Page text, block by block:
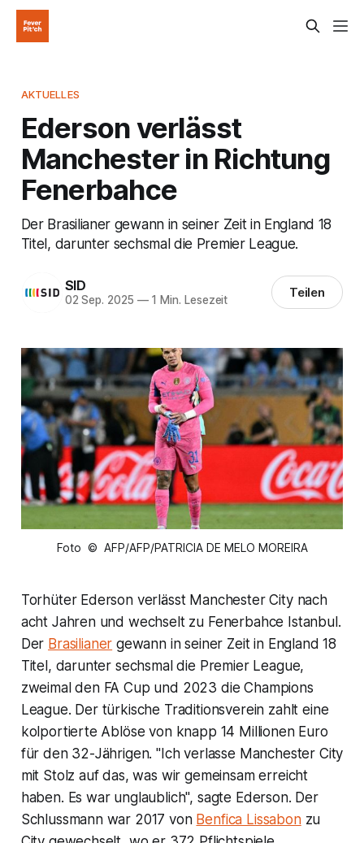
AKTUELLES
Ederson verlässt
Manchester in Richtung
Fenerbahce
Der Brasilianer gewann in seiner Zeit in England 18
Titel, darunter sechsmal die Premier League.
SID
02 Sep. 2025 —1 Min. Lesezeit Teilen
Foto © AFP/AFP/PATRICIA DE MELO MOREIRA
Torhüter Ederson verlässt Manchester City nach
acht Jahren und wechselt zu Fenerbahce Istanbul.
Der Brasilianer gewann in seiner Zeit in England 18
Titel, darunter sechsmal die Premier League,
zweimal den FA Cup und 2023 die Champions
League. Der türkische Traditionsverein zahlt eine
kolportierte Ablöse von knapp 14 Millionen Euro
für den 32-Jährigen. "Ich verlasse Manchester City
mit Stolz auf das, was wir gemeinsam erreicht
haben. Es war unglaublich", sagte Ederson. Der
Schlussmann war 2017 von Benfica Lissabonzu